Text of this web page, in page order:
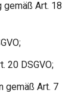
gemäß Art. 18
20 DSGVO;
gemäß Art. 7